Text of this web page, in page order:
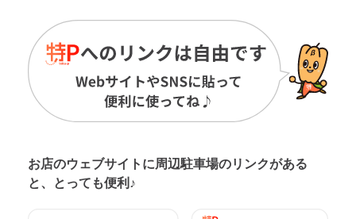
お店のウェブサイトに周辺駐車場のリンクがある
と、とっても便利♪